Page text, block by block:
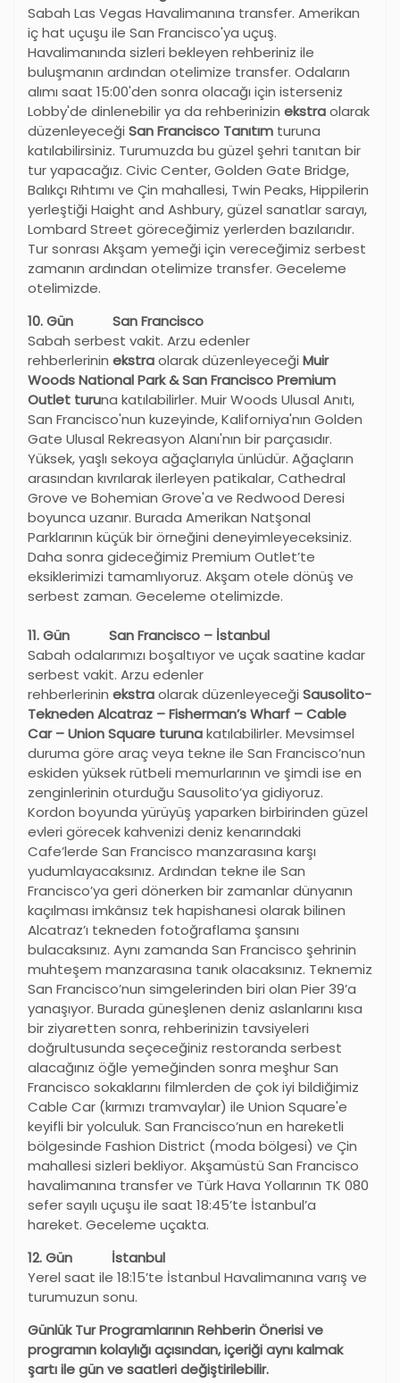
Sabah Las Vegas Havalimanına transfer. Amerikan
iç hat uçuşu ile San Francisco'ya uçuş.
Havalimanında sizleri bekleyen rehberiniz ile
buluşmanın ardından otelimize transfer. Odaların
alımı saat 15:00'den sonra olacağı için isterseniz
Lobby'de dinlenebilir ya da rehberinizin ekstraolarak
düzenleyeceği San Francisco Tanıtım turuna
katılabilirsiniz. Turumuzda bu güzel şehri tanıtan bir
tur yapacağız. Civic Center, Golden Gate Bridge,
Balıkçı Rıhtımı ve Çin mahallesi, Twin Peaks, Hippilerin
yerleştiği Haight and Ashbury, güzel sanatlar sarayı,
Lombard Street göreceğimiz yerlerden bazılarıdır.
Tur sonrası Akşam yemeği için vereceğimiz serbest
zamanın ardından otelimize transfer. Geceleme
otelimizde.
10. Gün San Francisco
Sabah serbest vakit. Arzu edenler
rehberlerinin ekstraolarak düzenleyeceği Muir
Woods National Park & San Francisco Premium
Outlet turuna katılabilirler. Muir Woods Ulusal Anıtı,
San Francisco'nun kuzeyinde, Kaliforniya'nın Golden
Gate Ulusal Rekreasyon Alanı'nın bir parçasıdır.
Yüksek, yaşlı sekoya ağaçlarıyla ünlüdür. Ağaçların
arasından kıvrılarak ilerleyen patikalar, Cathedral
Grove ve Bohemian Grove'a ve Redwood Deresi
boyunca uzanır. Burada Amerikan Natşonal
Parklarının küçük bir örneğini deneyimleyeceksiniz.
Daha sonra gideceğimiz Premium Outlet’te
eksiklerimizi tamamlıyoruz. Akşam otele dönüş ve
serbest zaman. Geceleme otelimizde.
11. Gün San Francisco – İstanbul
Sabah odalarımızı boşaltıyor ve uçak saatine kadar
serbest vakit. Arzu edenler
rehberlerinin ekstraolarak düzenleyeceği Sausolito-
Tekneden Alcatraz – Fisherman’s Wharf – Cable
Car – Union Square turunakatılabilirler. Mevsimsel
duruma göre araç veya tekne ile San Francisco’nun
eskiden yüksek rütbeli memurlarının ve şimdi ise en
zenginlerinin oturduğu Sausolito’ya gidiyoruz.
Kordon boyunda yürüyüş yaparken birbirinden güzel
evleri görecek kahvenizi deniz kenarındaki
Cafe’lerde San Francisco manzarasına karşı
yudumlayacaksınız. Ardından tekne ile San
Francisco’ya geri dönerken bir zamanlar dünyanın
kaçılması imkânsız tek hapishanesi olarak bilinen
Alcatraz’ı tekneden fotoğraflama şansını
bulacaksınız. Aynı zamanda San Francisco şehrinin
muhteşem manzarasına tanık olacaksınız. Teknemiz
San Francisco’nun simgelerinden biri olan Pier 39’a
yanaşıyor. Burada güneşlenen deniz aslanlarını kısa
bir ziyaretten sonra, rehberinizin tavsiyeleri
doğrultusunda seçeceğiniz restoranda serbest
alacağınız öğle yemeğinden sonra meşhur San
Francisco sokaklarını filmlerden de çok iyi bildiğimiz
Cable Car (kırmızı tramvaylar) ile Union Square'e
keyifli bir yolculuk. San Francisco’nun en hareketli
bölgesinde Fashion District (moda bölgesi) ve Çin
mahallesi sizleri bekliyor. Akşamüstü San Francisco
havalimanına transfer ve Türk Hava Yollarının TK 080
sefer sayılı uçuşu ile saat 18:45’te İstanbul’a
hareket. Geceleme uçakta.
12.Gün İstanbul
Yerel saat ile 18:15’te İstanbul Havalimanına varış ve
turumuzun sonu.
Günlük Tur Programlarının Rehberin Önerisi ve
programın kolaylığı açısından, içeriği aynı kalmak
şartı ile gün ve saatleri değiştirilebilir.